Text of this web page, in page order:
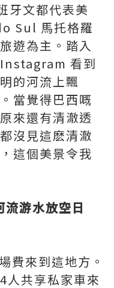
牙文都代表美
Sul 馬托格羅
遊為主。踏入
看到
的河流上飄
當覺得巴西嘅
來還有清澈透
沒見這麽清澈
這個美景令我
游水放空日
費來到這地方。
人共享私家車來